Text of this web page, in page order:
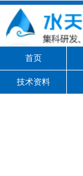
首页
技术资料